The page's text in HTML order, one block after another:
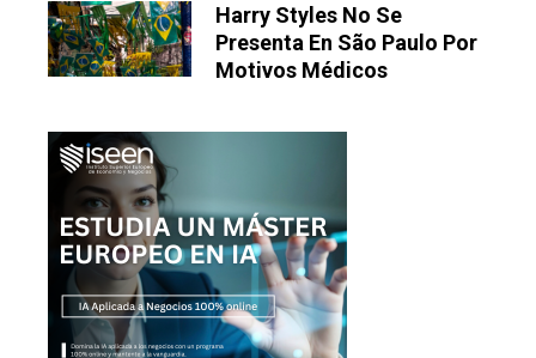
Harry Styles No Se
Presenta En São Paulo Por
Motivos Médicos